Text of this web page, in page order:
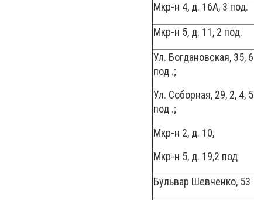
Мкр-н 4, д. 16А, 3 под.
Мкр-н 5, д. 11, 2 под.
Ул. Богдановская, 35, 6
под .;
Ул. Соборная, 29, 2, 4, 5
под .;
Мкр-н 2, д. 10,
Мкр-н 5, д. 19,2 под
Бульвар Шевченко, 53